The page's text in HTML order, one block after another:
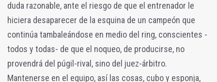
duda razonable, ante el riesgo de que el entrenador le
hiciera desaparecer de la esquina de un campeón que
continúa tambaleándose en medio del ring, conscientes -
todos y todas- de que el noqueo, de producirse, no
provendrá del púgil-rival, sino del juez-árbitro.
Mantenerse en el equipo, así las cosas, cubo y esponja,